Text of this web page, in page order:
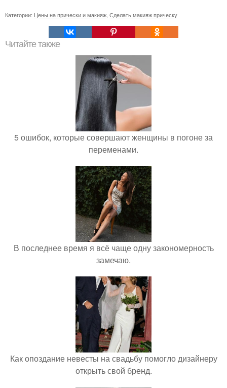
Категории: Цены на прически и макияж Сделать макияж прическу
Читайте также
5 ошибок, которые совершают женщины в погоне за
переменами.
В последнее время я всё чаще одну закономерность
замечаю.
Как опоздание невесты на свадьбу помогло дизайнеру
открыть свой бренд.